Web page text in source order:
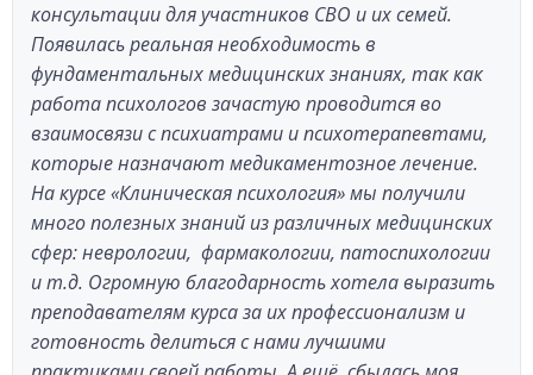
консультации для участников СВО и их семей.
Появилась реальная необходимость в
фундаментальных медицинских знаниях, так как
работа психологов зачастую проводится во
взаимосвязи с психиатрами и психотерапевтами,
которые назначают медикаментозное лечение.
На курсе «Клиническая психология» мы получили
много полезных знаний из различных медицинских
сфер: неврологии, фармакологии, патоспихологии
и т.д. Огромную благодарность хотела выразить
преподавателям курса за их профессионализм и
готовность делиться с нами лучшими